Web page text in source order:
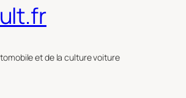
et de la culture voiture